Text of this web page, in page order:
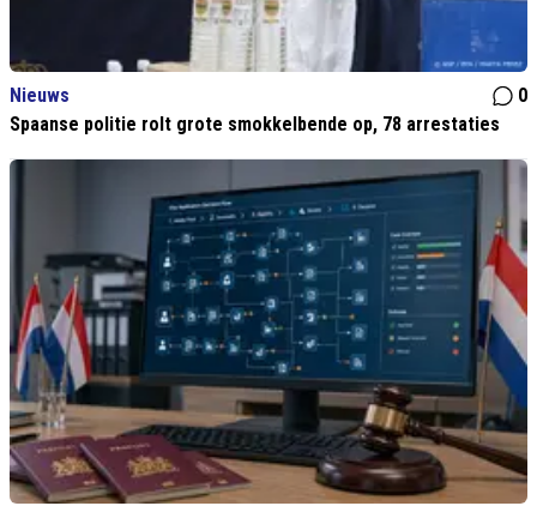
Nieuws
0
Spaanse politie rolt grote smokkelbende op, 78 arrestaties